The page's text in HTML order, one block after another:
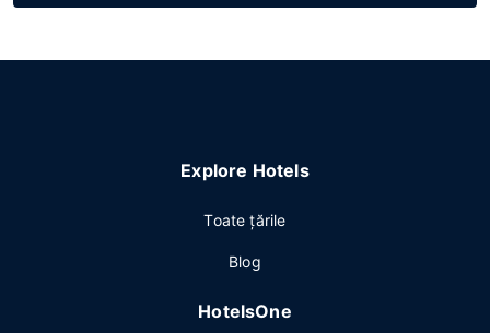
Explore Hotels
Toate ţările
Blog
HotelsOne